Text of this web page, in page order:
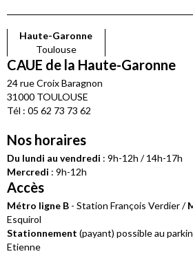
Haute-Garonne
Toulouse
CAUE de la Haute-Garonne
24 rue Croix Baragnon
31000 TOULOUSE
Tél : 05 62 73 73 62
Nos horaires
Du lundi au vendredi : 9h-12h / 14h-17h
Mercredi : 9h-12h
Accès
Métro ligne B - Station François Verdier /
Esquirol
Stationnement (payant) possible au
Etienne